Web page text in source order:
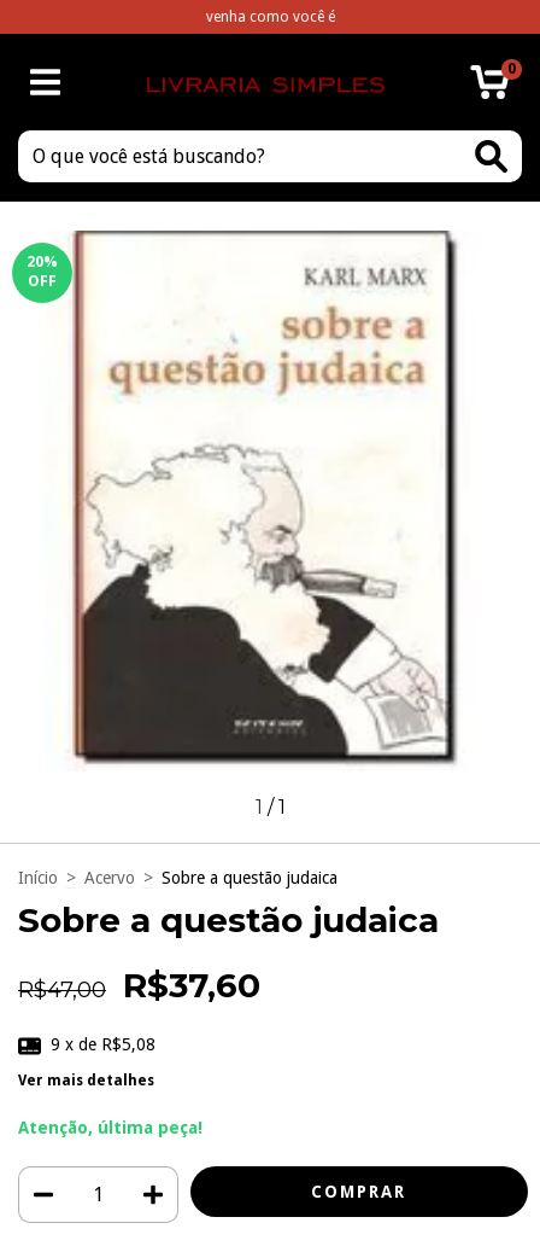
venha como você é
0
20%
OFF
1 /1
Início > Acervo > Sobre a questão judaica
Sobre a questão judaica
R$47,00 R$37,60
9 x de R$5,08
Ver mais detalhes
Atenção, última peça!